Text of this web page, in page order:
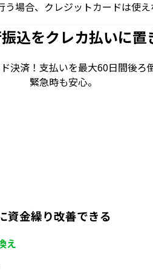
場合、クレジットカードは使え
込をクレカ払いに置
決済！ 支払いを最大60日間後ろ
緊急時も安心。
資金繰り改善できる
え